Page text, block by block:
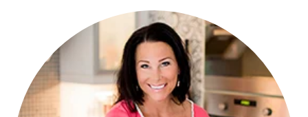
Jag serverade kardemummagrädde till!
Detta blir 8-9 mellanstora pannkakor
5 ägg
4 dl gammeldags mjölk *
4 dl vispgrädde